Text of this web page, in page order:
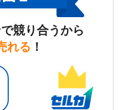
競り合うから
れる ！